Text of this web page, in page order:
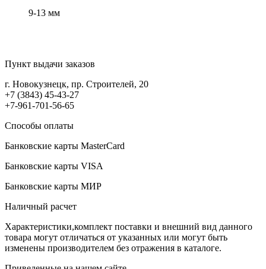
9-13 мм
Пункт выдачи заказов
г. Новокузнецк, пр. Строителей, 20
+7 (3843) 45-43-27
+7-961-701-56-65
Способы оплаты
Банковские карты MasterCard
Банковские карты VISA
Банковские карты МИР
Наличный расчет
Характеристики,комплект поставки и внешний вид данного
товара могут отличаться от указанных или могут быть
изменены производителем без отражения в каталоге.